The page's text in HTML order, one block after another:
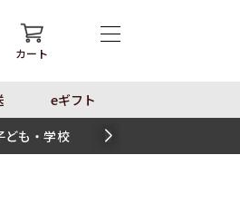
カート
eギフト
ども・学校